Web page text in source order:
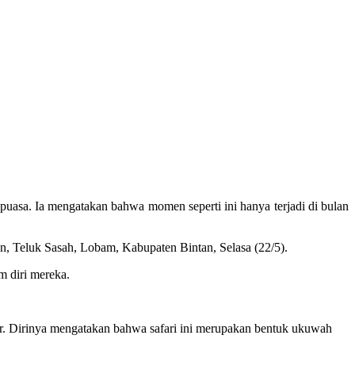
Ia mengatakan bahwa momen seperti ini hanya terjadi di bulan
Teluk Sasah, Lobam, Kabupaten Bintan, Selasa (22/5).
diri mereka.
Dirinya mengatakan bahwa safari ini merupakan bentuk ukuwah